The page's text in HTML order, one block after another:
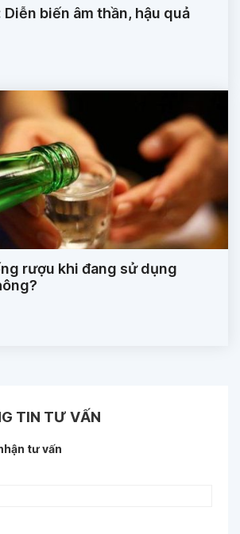
biến âm thần, hậu quả
rượu khi đang sử dụng
TIN TƯ VẤN
tư vấn